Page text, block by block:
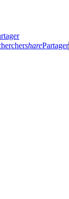
sharePartager